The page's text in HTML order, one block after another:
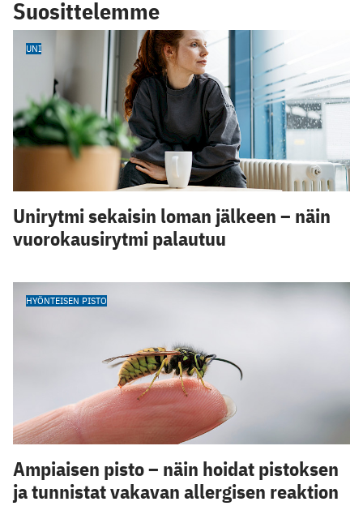
Suosittelemme
UNI
Unirytmi sekaisin loman jälkeen – näin
vuorokausirytmi palautuu
HYÖNTEISEN PISTO
Ampiaisen pisto – näin hoidat pistoksen
ja tunnistat vakavan allergisen reaktion